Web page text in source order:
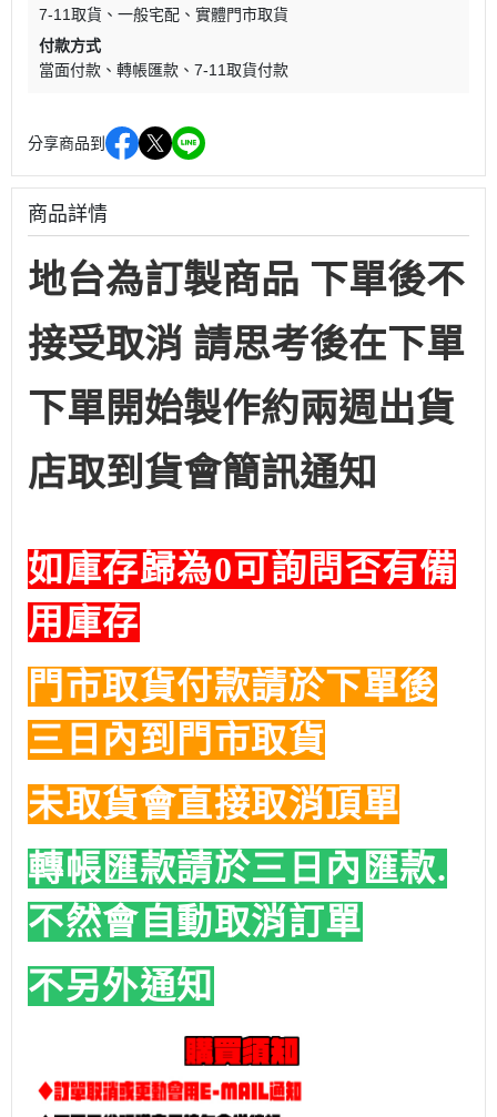
7-11取貨
一般宅配
實體門市取貨
付款方式
當面付款
轉帳匯款 7-11取貨付款
分享商品到
商品詳情
地台為訂製商品 下單後不
接受取消 請思考後在下單
下單開始製作約兩週出貨
店取到貨會簡訊通知
如庫存歸為0可詢問否有備
用庫存
門市取貨付款請於下單後
三日內到門市取貨
未取貨會直接取消頂單
轉帳匯款請於三日內匯款.
不然會自動取消訂單
不另外通知